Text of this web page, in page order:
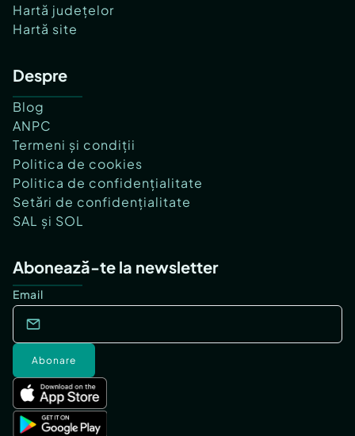
Hartă județelor
Hartă site
Despre
Blog
ANPC
Termeni și condiții
Politica de cookies
Politica de confidențialitate
Setări de confidențialitate
SAL și SOL
Abonează-te la newsletter
Email
Abonare